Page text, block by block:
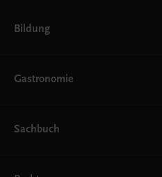
Bildung
AHS
EWF/ZWF
FW
Gastronomie
Getränke
Service
Sachbuch